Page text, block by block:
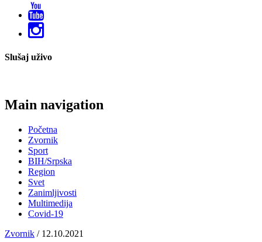
Slušaj uživo
Main navigation
Početna
Zvornik
Sport
BIH/Srpska
Region
Svet
Zanimljivosti
Multimedija
Covid-19
Zvornik / 12.10.2021